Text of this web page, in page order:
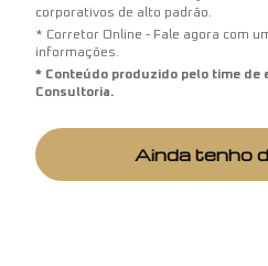
corporativos de alto padrão.
* Corretor Online - Fale agora com
informações.
* Conteúdo produzido pelo time de
Consultoria.
Ainda tenho